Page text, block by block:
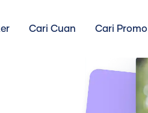
Cari Cuan Cari Promo